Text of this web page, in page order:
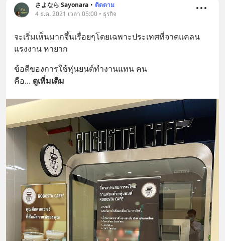
さよなら Sayonara • ติดตาม
4 ธ.ค. 2021 เวลา 05:00 • ธุรกิจ
จะเริ่มเห็นมากจึ้นเรื่อยๆโดยเฉพาะประเทศที่จาดแคลน
แรงงาน หายาก
ข้อดีของการใช้หุ่นยนต์ทำงานแทน คน
คือ... ดูเพิ่มเติม